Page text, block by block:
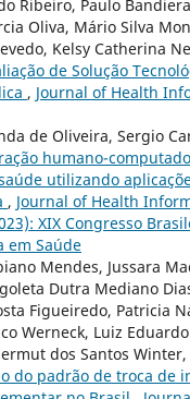
Ribeiro, Paulo
Oliva, Mário Silva
Kelsy Catherina
de Solução
, Journal of Health
de Oliveira, Sergio
humano-
utilizando
, Journal of Health
XIX Congresso
em Saúde
Mendes, Jussara
Dutra Mediano
Figueiredo, Patricia
Werneck, Luiz
dos Santos Winter,
do padrão de troca de